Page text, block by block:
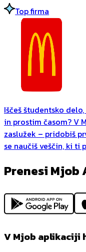
Top firma
Iščeš študentsko
in prostim časom? V
zaslužek – pridobiš
se naučiš veščin, ki ti
Prenesi Mjob
V Mjob aplikaciji